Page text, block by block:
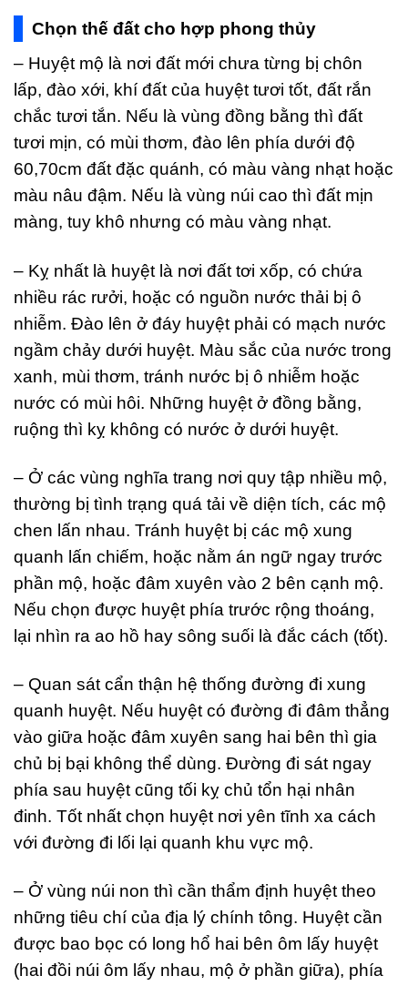
Chọn thế đất cho hợp phong thủy
– Huyệt mộ là nơi đất mới chưa từng bị chôn
lấp, đào xới, khí đất của huyệt tươi tốt, đất rắn
chắc tươi tắn. Nếu là vùng đồng bằng thì đất
tươi mịn, có mùi thơm, đào lên phía dưới độ
60,70cm đất đặc quánh, có màu vàng nhạt hoặc
màu nâu đậm. Nếu là vùng núi cao thì đất mịn
màng, tuy khô nhưng có màu vàng nhạt.
– Kỵ nhất là huyệt là nơi đất tơi xốp, có chứa
nhiều rác rưởi, hoặc có nguồn nước thải bị ô
nhiễm. Đào lên ở đáy huyệt phải có mạch nước
ngầm chảy dưới huyệt. Màu sắc của nước trong
xanh, mùi thơm, tránh nước bị ô nhiễm hoặc
nước có mùi hôi. Những huyệt ở đồng bằng,
ruộng thì kỵ không có nước ở dưới huyệt.
– Ở các vùng nghĩa trang nơi quy tập nhiều mộ,
thường bị tình trạng quá tải về diện tích, các mộ
chen lấn nhau. Tránh huyệt bị các mộ xung
quanh lấn chiếm, hoặc nằm án ngữ ngay trước
phần mộ, hoặc đâm xuyên vào 2 bên cạnh mộ.
Nếu chọn được huyệt phía trước rộng thoáng,
lại nhìn ra ao hồ hay sông suối là đắc cách (tốt).
– Quan sát cẩn thận hệ thống đường đi xung
quanh huyệt. Nếu huyệt có đường đi đâm thẳng
vào giữa hoặc đâm xuyên sang hai bên thì gia
chủ bị bại không thể dùng. Đường đi sát ngay
phía sau huyệt cũng tối kỵ chủ tổn hại nhân
đinh. Tốt nhất chọn huyệt nơi yên tĩnh xa cách
với đường đi lối lại quanh khu vực mộ.
– Ở vùng núi non thì cần thẩm định huyệt theo
những tiêu chí của địa lý chính tông. Huyệt cần
được bao bọc có long hổ hai bên ôm lấy huyệt
(hai đồi núi ôm lấy nhau, mộ ở phần giữa), phía